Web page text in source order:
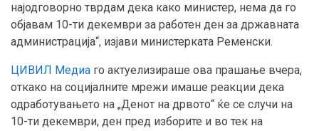
најодговорно тврдам дека како министер, нема да го
објавам 10-ти декември за работен ден за државната
администрација“, изјави министерката Ременски.
ЦИВИЛ Медиа го актуелизираше ова прашање вчера,
откако на социјалните мрежи имаше реакции дека
одработувањето на „Денот на дрвото“ ќе се случи на
10-ти декември, ден пред изборите и во тек на